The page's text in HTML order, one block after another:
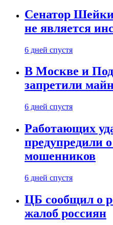
Сенатор
не является
6 дней спустя
В Москве и
запретили
6 дней спустя
Работающих
предупредили
мошенников
6 дней спустя
ЦБ сообщил о
жалоб россиян